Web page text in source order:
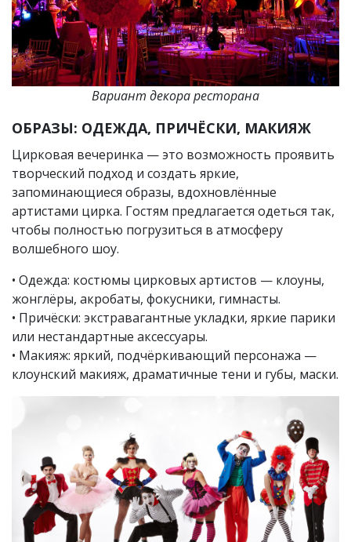
Вариант декора ресторана
ОБРАЗЫ: ОДЕЖДА, ПРИЧЁСКИ, МАКИЯЖ
Цирковая вечеринка — это возможность проявить
творческий подход и создать яркие,
запоминающиеся образы, вдохновлённые
артистами цирка. Гостям предлагается одеться так,
чтобы полностью погрузиться в атмосферу
волшебного шоу.
• Одежда: костюмы цирковых артистов — клоуны,
жонглёры, акробаты, фокусники, гимнасты.
• Причёски: экстравагантные укладки, яркие парики
или нестандартные аксессуары.
• Макияж: яркий, подчёркивающий персонажа —
клоунский макияж, драматичные тени и губы, маски.